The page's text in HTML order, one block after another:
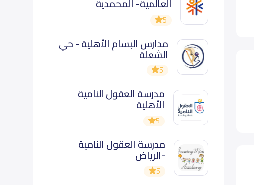
العالمية- المحمدية
5
مدارس البسام الأهلية - حي
الشعلة
5
مدرسة العقول النامية
الأهلية
5
مدرسة العقول النامية
-الرياض
5